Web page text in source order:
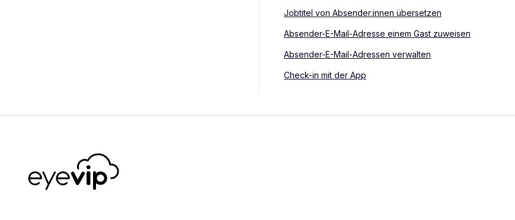
Jobtitel von Absender:innen übersetzen
Absender-E-Mail-Adresse einem Gast zuweisen
Absender-E-Mail-Adressen verwalten
Check-in mit der App